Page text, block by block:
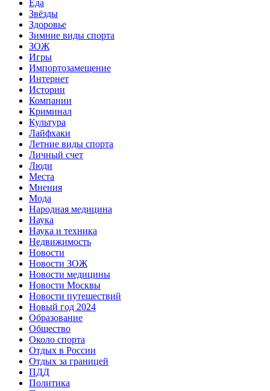
Еда
Звёзды
Здоровье
Зимние виды спорта
ЗОЖ
Игры
Импортозамещение
Интернет
Истории
Компании
Криминал
Культура
Лайфхаки
Летние виды спорта
Личный счет
Люди
Места
Мнения
Мода
Народная медицина
Наука
Наука и техника
Недвижимость
Новости
Новости ЗОЖ
Новости медицины
Новости Москвы
Новости путешествий
Новый год 2024
Образование
Общество
Около спорта
Отдых в России
Отдых за границей
ПДД
Политика